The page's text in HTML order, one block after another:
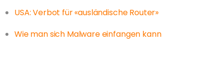
USA: Verbot für «ausländische Router»
Wie man sich Malware einfangen kann